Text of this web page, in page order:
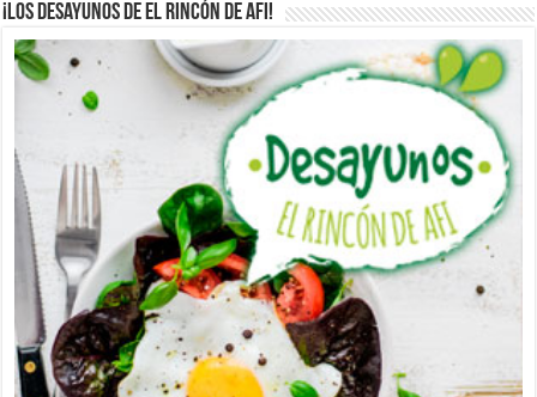
¡Los desayunos de El Rincón de Afi!